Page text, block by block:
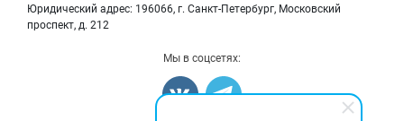
Юридический адрес: 196066, г. Санкт-Петербург, Московский
проспект, д. 212
Мы в соцсетях: